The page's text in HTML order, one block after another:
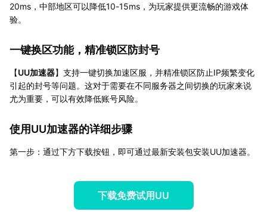
20ms，中部地区可以降低10-15ms，为玩家提供更流畅的游戏体
验。
一键换区功能，精准锁区防封号
【UU加速器】支持一键切换加速区服，并精准锁区防止IP频繁变化
引起的封号等问题。这对于需要在不同服务器之间切换的玩家来说
尤为重要，可以有效降低账号风险。
使用UU加速器的详细步骤
第一步：通过下方下载按钮，即可通过最新安装包安装UU加速器。
下载免费试用UU